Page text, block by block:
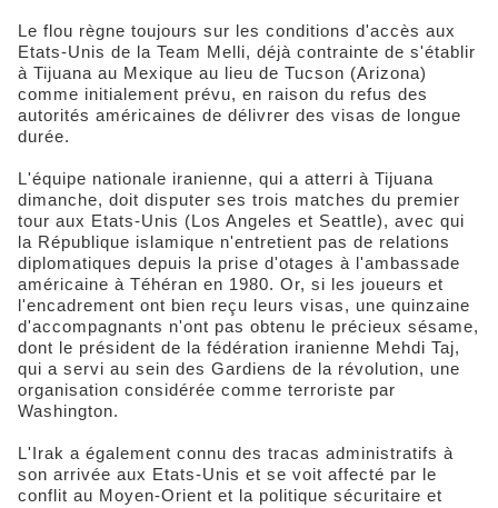
Le flou règne toujours sur les conditions d'accès aux
Etats-Unis de la Team Melli, déjà contrainte de s'établir
à Tijuana au Mexique au lieu de Tucson (Arizona)
comme initialement prévu, en raison du refus des
autorités américaines de délivrer des visas de longue
durée.
L'équipe nationale iranienne, qui a atterri à Tijuana
dimanche, doit disputer ses trois matches du premier
tour aux Etats-Unis (Los Angeles et Seattle), avec qui
la République islamique n'entretient pas de relations
diplomatiques depuis la prise d'otages à l'ambassade
américaine à Téhéran en 1980. Or, si les joueurs et
l'encadrement ont bien reçu leurs visas, une quinzaine
d'accompagnants n'ont pas obtenu le précieux sésame,
dont le président de la fédération iranienne Mehdi Taj,
qui a servi au sein des Gardiens de la révolution, une
organisation considérée comme terroriste par
Washington.
L'Irak a également connu des tracas administratifs à
son arrivée aux Etats-Unis et se voit affecté par le
conflit au Moyen-Orient et la politique sécuritaire et